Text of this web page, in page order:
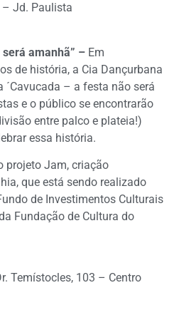
– Jd. Paulista
amanhã” – Em
de história, a Cia Dançurbana
´Cavucada – a festa não será
e o público se encontrarão
entre palco e plateia!)
essa história.
projeto Jam, criação
que está sendo realizado
de Investimentos Culturais
Fundação de Cultura do
Temístocles, 103 – Centro